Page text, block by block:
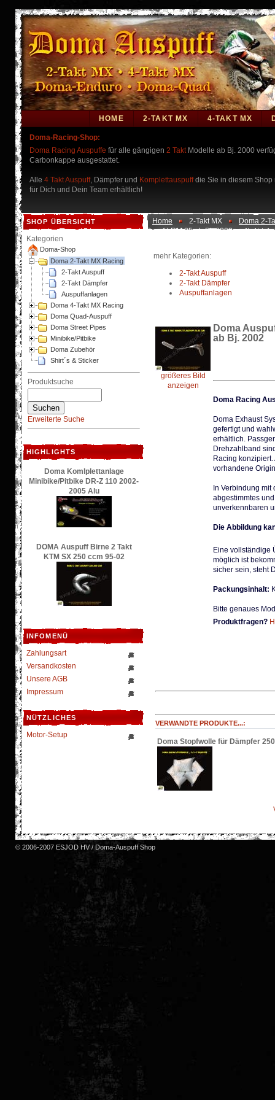
HOME 2-TAKT MX 4-TAKT MX
Doma-Racing-Shop:
Doma Racing Auspuffe für alle gängigen 2 TaktModelle ab Bj. 2000
Carbonkappe ausgestattet.
Alle 4 Takt Auspuff, Dämpfer und Komplettauspuffdie Sie in diesem Shop
für Dich und Dein Team erhältlich!
SHOP ÜBERSICHT
Kategorien
Doma-Shop
Doma 2-Takt MX Racing
2-Takt Auspuff
2-Takt Dämpfer
Auspuffanlagen
Doma 4-Takt MX Racing
Doma Quad-Auspuff
Doma Street Pipes
Minibike/Pitbike
Doma Zubehör
Shirt´s & Sticker
Produktsuche
Erweiterte Suche
HIGHLIGHTS
Doma Komlplettanlage
Minibike/Pitbike DR-Z 110 2002-
2005 Alu
DOMA Auspuff Birne 2 Takt
KTM SX 250 ccm 95-02
INFOMENÜ
Zahlungsart
Versandkosten
Unsere AGB
Impressum
NÜTZLICHES
Motor-Setup
Home 2-Takt MX
Doma 2-
Suzuki RM 85 ab Bj. 2002
mehr Kategorien:
2-Takt Auspuff
2-Takt Dämpfer
Auspuffanlagen
größeres Bild
anzeigen
Doma
ab Bj. 2002
Doma Racing
Doma Exhaust
gefertigt und
erhältlich.
Drehzahlband
Racing
vorhandene
In Verbindung
abgestimmtes
unverkennbaren
Die Abbildung
Eine vollständige
möglich ist
sicher sein, steht
Packungsinhalt:
Bitte genaues
Produktfragen?
VERWANDTE PRODUKTE...:
Doma Stopfwolle für Dämpfer
© 2006-2007 ESJOD HV / Doma-Auspuff Shop